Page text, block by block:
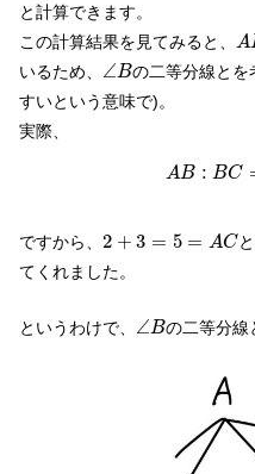
と計算できます。
この計算結果を見てみると、 A
A
いるため、 ∠B
∠ Bの二等分線とを
すいという意味で)。
実際、
AB : BC
B:BC
ですから、 2 + 3 = 5 = AC
2 + = A
てくれました。
というわけで、 ∠B
∠ Bの二等分線